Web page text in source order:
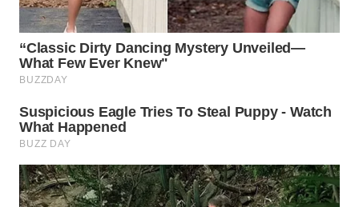
WN
WN
WN
WN